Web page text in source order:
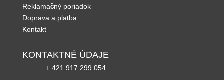
Reklamačný poriadok
Doprava a platba
Kontakt
KONTAKTNÉ ÚDAJE
+ 421 917 299 054